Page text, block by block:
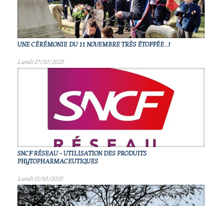
UNE CÉRÉMONIE DU 11 NOVEMBRE TRÈS ÉTOFFÉE...!
Lundi 27/10/2025
SNCF RÉSEAU - UTILISATION DES PRODUITS
PHYTOPHARMACEUTIQUES
Lundi 13/10/2025